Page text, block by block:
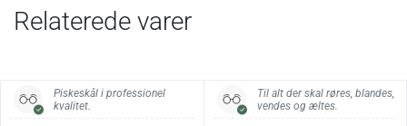
være vanskeligt at styre.
Samlet længde
Piskehoved
Relaterede varer
Piskeskål i professionel
kvalitet.
Til alt der skal røres, blandes,
vendes og æltes.